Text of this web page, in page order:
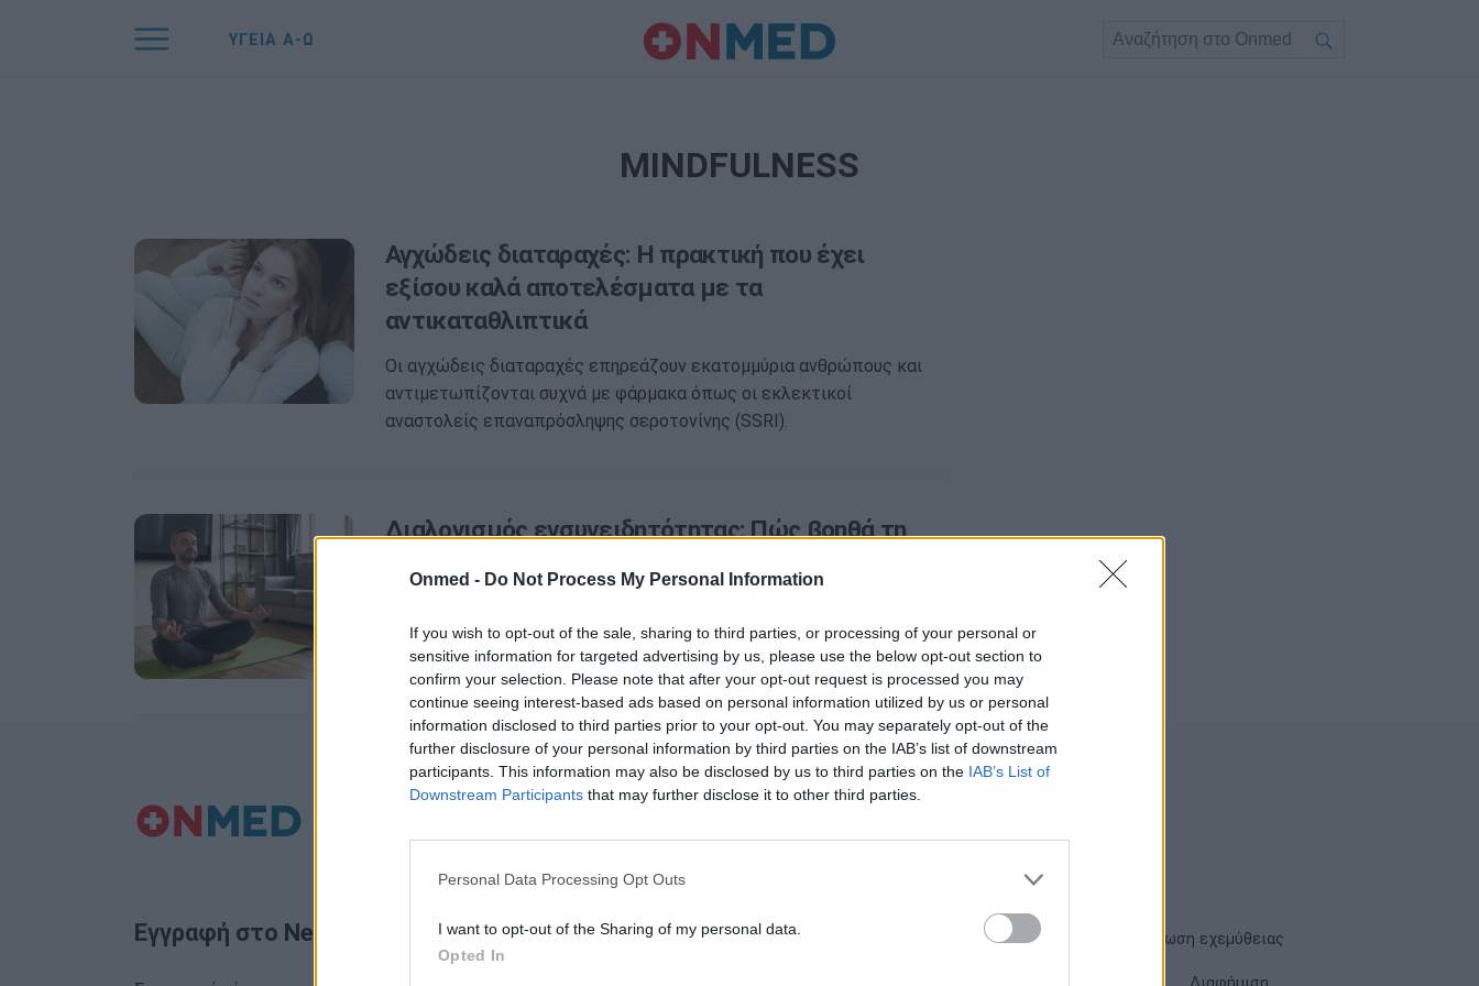
Onmed - Do Not Process My Personal Information
If you wish to opt-out of the sale, sharing to third parties, or processing of your personal or
sensitive information for targeted advertising by us, please use the below opt-out section to
confirm your selection. Please note that after your opt-out request is processed you may
continue seeing interest-based ads based on personal information utilized by us or personal
information disclosed to third parties prior to your opt-out. You may separately opt-out of the
further disclosure of your personal information by third parties on the IAB’s list of downstream
participants. This information may also be disclosed by us to third parties on the IAB’s List of
Downstream Participants that may further disclose it to other third parties.
Personal Data Processing Opt Outs
I want to opt-out of the Sharing of my personal data.
Opted In
ΥΓΕΙΑ Α-Ω
MINDFULNESS
Αγχώδεις διαταραχές: Η πρακτική που έχει
εξίσου καλά αποτελέσματα με τα
αντικαταθλιπτικά
Οι αγχώδεις διαταραχές επηρεάζουν εκατομμύρια ανθρώπους και
αντιμετωπίζονται συχνά με φάρμακα όπως οι εκλεκτικοί
αναστολείς επαναπρόσληψης σεροτονίνης (SSRI).
Διαλογισμός ενσυνειδητότητας: Πώς βοηθά τη
αποτελέσουν φάρμακο τόσο για τις ψυχικές όσο και για τις
σωματικές ασθένειες;
Εγγραφή στο Newsletter Ταυτότητα Όροι χρήσης Δήλωση εχεμύθειας